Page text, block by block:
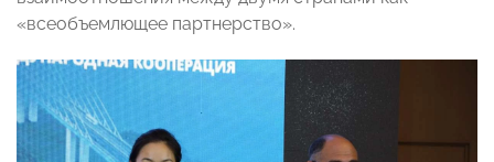
«всеобъемлющее партнерство».